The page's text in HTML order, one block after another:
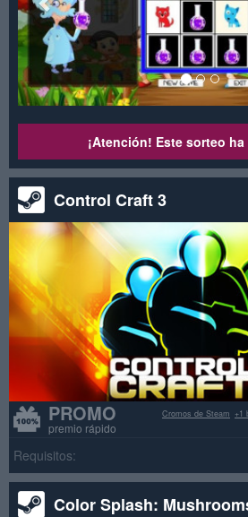
¡Atención! Este sorteo
Control Craft 3
PROMO
premio rápido
+1
Cromos de Steam
Requisitos:
Color Splash: